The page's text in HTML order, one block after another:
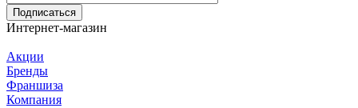
Подписаться
Интернет-магазин
Акции
Бренды
Франшиза
Компания